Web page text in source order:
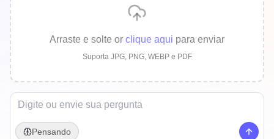
Arraste e solte or clique aqui para enviar
Suporta JPG, PNG, WEBP e PDF
Pensando